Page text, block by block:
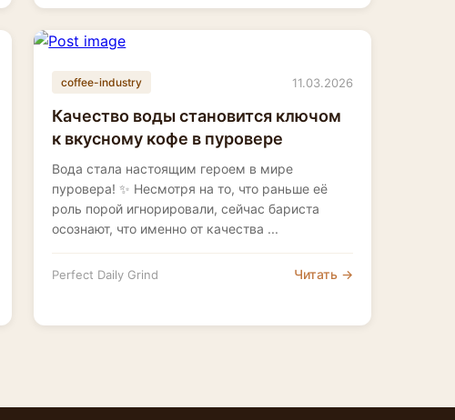
coffee-industry 11.03.2026
Качество воды становится ключом
к вкусному кофе в пуровере
Вода стала настоящим героем в мире
пуровера! ✨ Несмотря на то, что раньше её
роль порой игнорировали, сейчас бариста
осознают, что именно от качества ...
Perfect Daily Grind Читать →